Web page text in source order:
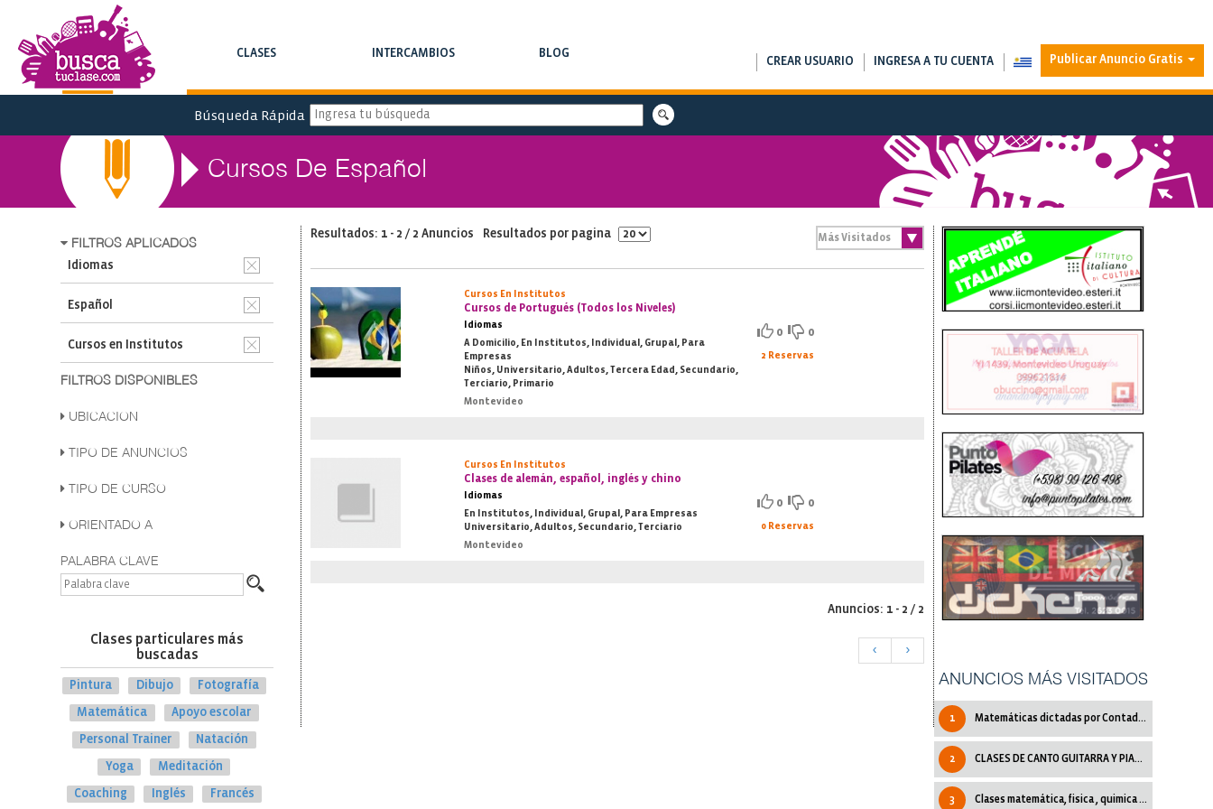
CLASES INTERCAMBIOS BLOG
Publicar Anuncio Gratis
CREAR USUARIO INGRESA A TU CUENTA
Búsqueda Rápida
Cursos De Español
FILTROS APLICADOS
Idiomas
Español
Cursos en Institutos
FILTROS DISPONIBLES
UBICACION
TIPO DE ANUNCIOS
TIPO DE CURSO
ORIENTADO A
PALABRA CLAVE
Clases particulares más
buscadas
Pintura Dibujo Fotografía
Matemática Apoyo escolar
Personal Trainer Natación
Yoga Meditación
Coaching Inglés Francés
Resultados: 1 - 2 / 2 Anuncios Resultados por pagina
Cursos En Institutos
Cursos de Portugués (Todos los Niveles)
Idiomas
A Domicilio, En Institutos, Individual, Grupal, Para
Empresas
Niños, Universitario, Adultos, Tercera Edad, Secundario,
Terciario, Primario
Montevideo
0 0
2 Reservas
Cursos En Institutos
Clases de alemán, español, inglés y chino
Idiomas
En Institutos, Individual, Grupal, Para Empresas
Universitario, Adultos, Secundario, Terciario
Montevideo
0 0
0 Reservas
Anuncios: 1 - 2 / 2
< >
ANUNCIOS MÁS VISITADOS
1 Matemáticas dictadas por Contadora Pública
2 CLASES DE CANTO GUITARRA Y PIANO.
3 Clases matemática, fisica , quimica y mas